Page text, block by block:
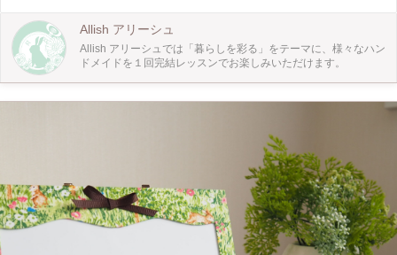
Allish アリーシュ
Allish アリーシュでは「暮らしを彩る」をテーマに、様々なハン
ドメイドを１回完結レッスンでお楽しみいただけます。